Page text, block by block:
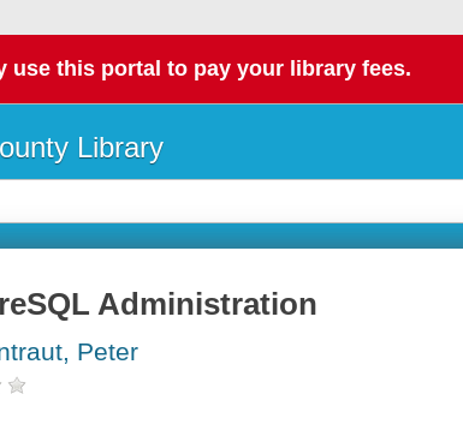
use this portal to pay your library fees.
Library
Administration
Peter